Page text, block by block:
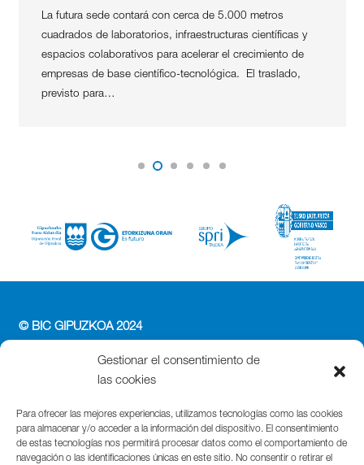
Gestionar el consentimiento de
las cookies
Para ofrecer las mejores experiencias, utilizamos tecnologías como las cookies
para almacenar y/o acceder a la información del dispositivo. El consentimiento
de estas tecnologías nos permitirá procesar datos como el comportamiento de
navegación o las identificaciones únicas en este sitio. No consentir o retirar el
La futura sede contará con cerca de 5.000 metros
cuadrados de laboratorios, infraestructuras científicas y
espacios colaborativos para acelerar el crecimiento de
empresas de base científico-tecnológica. El traslado,
previsto para…
© BIC GIPUZKOA 2024
PERFIL DEL CONTRATANTE
ACCESIBILIDAD
POLÍTICA DE COOKIES
AVISO LEGAL